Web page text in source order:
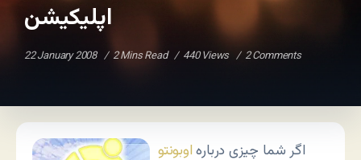
اپلیکیشن
22 January 2008 2 Mins Read 440 Views 2 Comments
اگر شما چیزی دربارهاوبونتو